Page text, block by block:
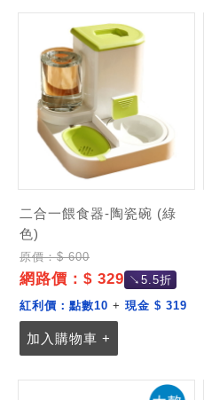
二合一餵食器-陶瓷碗 (綠
色)
原價：$ 600
網路價：$ 329 ↘5.5折
紅利價： 點數10 + 現金 $ 319
加入購物車 +